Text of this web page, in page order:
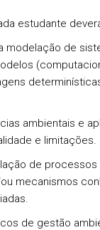
estudante
modelação de
ambientais e
e limitações.
de
mecanismos
de gestão